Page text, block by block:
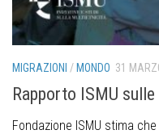
MIGRAZIONI / MONDO 31
Rapporto ISMU
Fondazione ISMU stima